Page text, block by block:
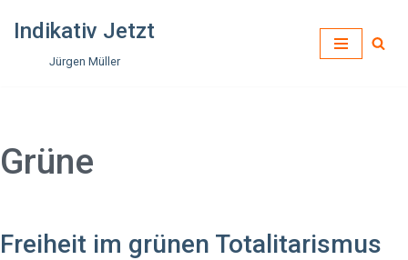
Indikativ Jetzt
Jürgen Müller
Grüne
Freiheit im grünen Totalitarismus